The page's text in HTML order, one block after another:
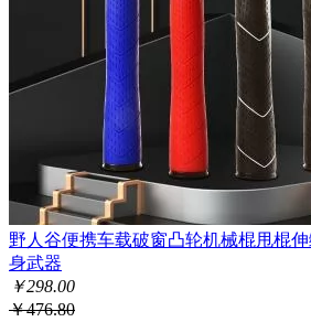
野人谷便携车载破窗凸轮机械棍甩棍
身武器
￥298.00
￥476.80